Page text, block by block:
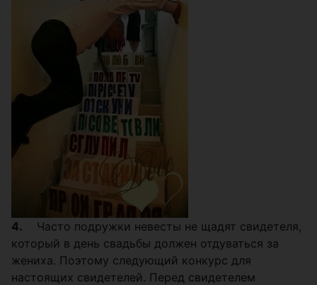
4. Часто подружки невесты не щадят свидетеля,
который в день свадьбы должен отдуваться за
жениха. Поэтому следующий конкурс для
настоящих свидетелей. Перед свидетелем